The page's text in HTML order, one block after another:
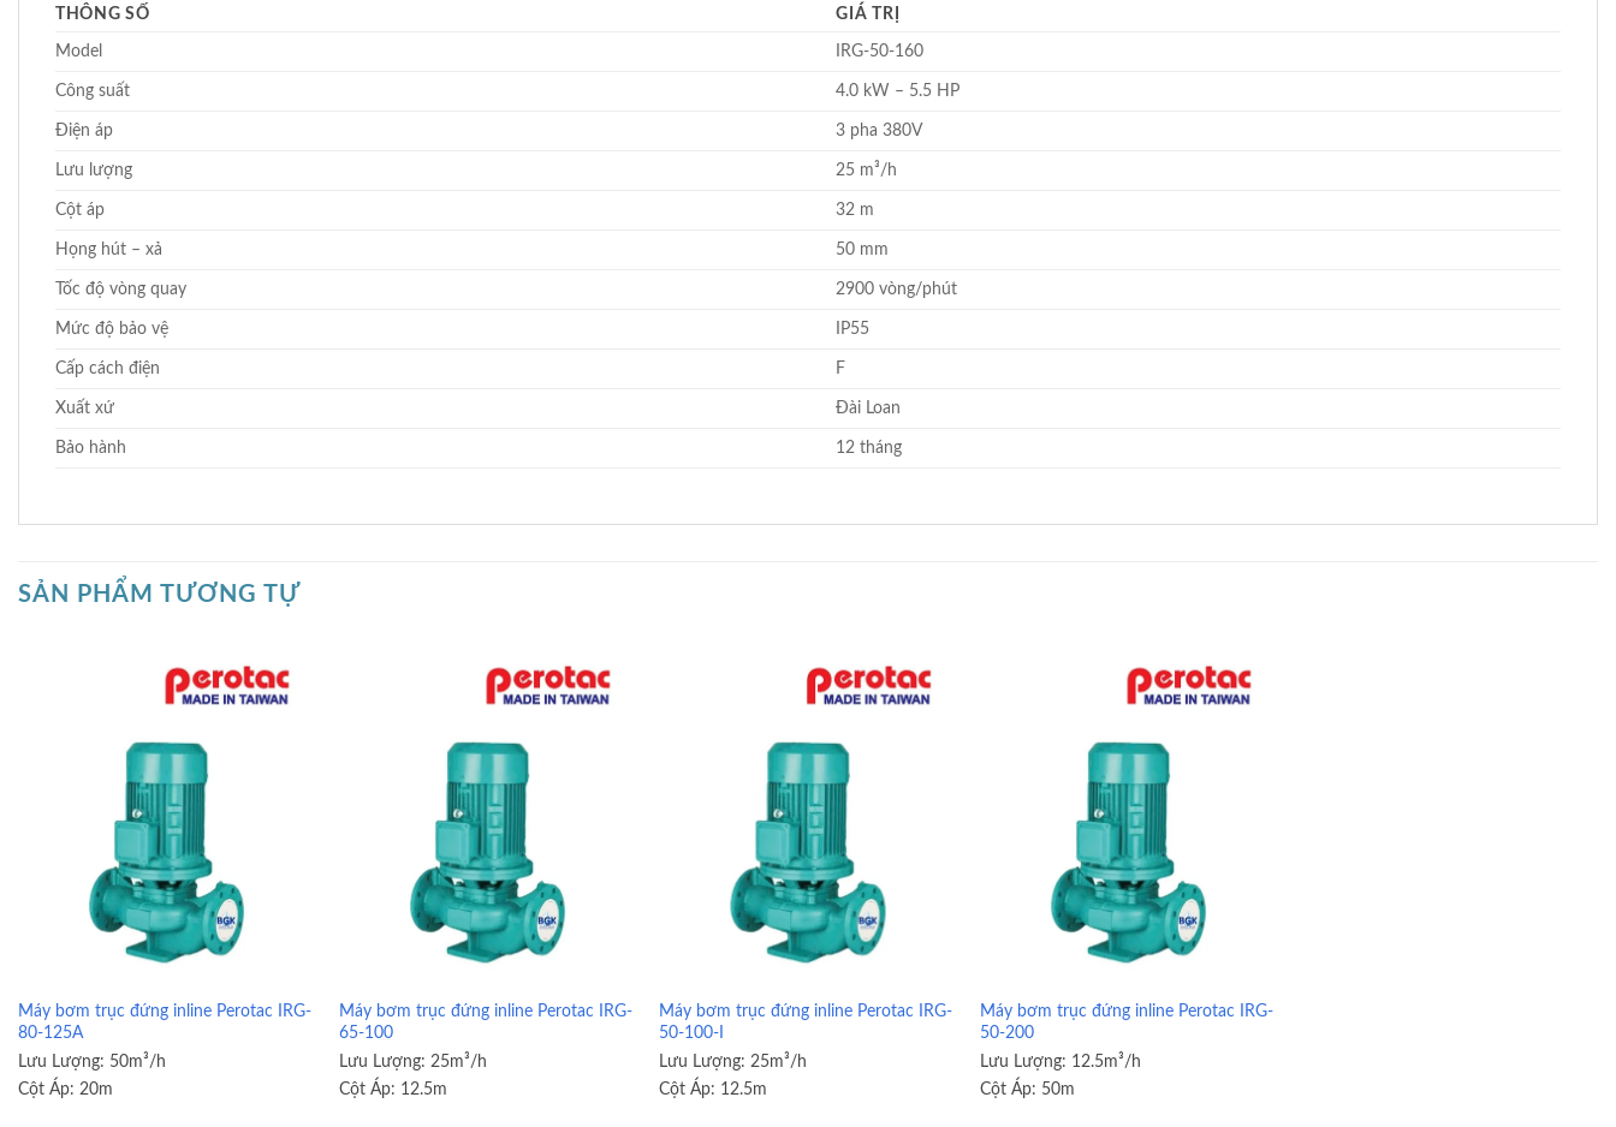
THÔNG SỐ GIÁ TRỊ
Model IRG-50-160
Công suất 4.0 kW – 5.5 HP
Điện áp 3 pha 380V
Lưu lượng 25 m³/h
Cột áp 32 m
Họng hút – xả 50 mm
Tốc độ vòng quay 2900 vòng/phút
Mức độ bảo vệ IP55
Cấp cách điện F
Xuất xứ Đài Loan
Bảo hành 12 tháng
SẢN PHẨM TƯƠNG TỰ
Máy bơm trục đứng inline Perotac IRG-
80-125A
Lưu Lượng: 50m³/h
Cột Áp: 20m
Máy bơm trục đứng inline Perotac IRG-
65-100
Lưu Lượng: 25m³/h
Cột Áp: 12.5m
Máy bơm trục đứng inline Perotac IRG-
50-100-I
Lưu Lượng:25m³/h
Cột Áp: 12.5m
Máy bơm trục đứng inline Perotac IRG-
50-200
Lưu Lượng: 12.5m³/h
Cột Áp: 50m